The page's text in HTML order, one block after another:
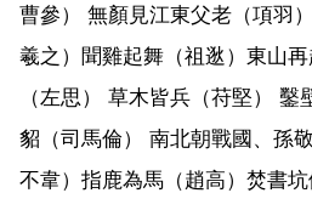
曹參） 無顏見江東父老（項羽
羲之）聞雞起舞（祖逖）東山
（左思） 草木皆兵（苻堅）
貂（司馬倫） 南北朝戰國、孫
不韋）指鹿為馬（趙高）焚書